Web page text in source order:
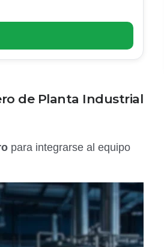
de Planta Industrial
para integrarse al equipo